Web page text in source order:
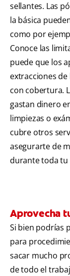
sellantes. Las
la básica
como por
Conoce las
puede que los
extracciones
con cobertura.
gastan dinero
limpiezas o
cubre otros
asegurarte de
durante toda
Aprovecha
Si bien podrías
para
sacar mucho
de todo el